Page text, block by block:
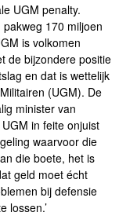
UGM penalty.
170 miljoen
is volkomen
de bijzondere positie
en dat is wettelijk
(UGM). De
minister van
in feite onjuist
waarvoor die
die boete, het is
geld moet écht
bij defensie
lossen.’